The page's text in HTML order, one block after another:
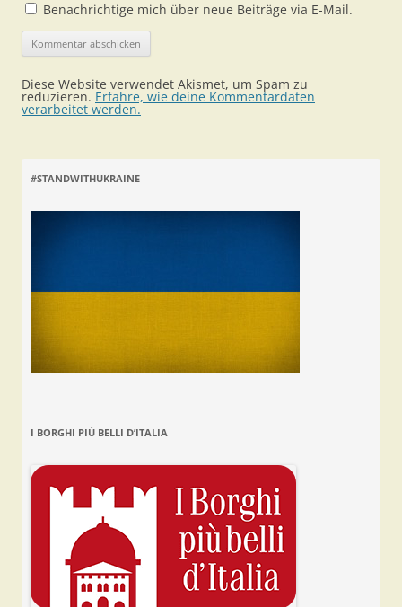
Benachrichtige mich über neue Beiträge via E-Mail.
Diese Website verwendet Akismet, um Spam zu
reduzieren. Erfahre, wie deine Kommentardaten
verarbeitet werden.
#STANDWITHUKRAINE
I BORGHI PIÙ BELLI D’ITALIA